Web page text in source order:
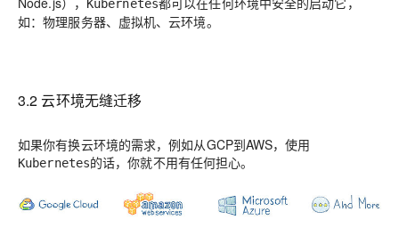
Kubernetes
如：物理服务器、虚拟机、云环境。
3.2 云环境无缝迁移
如果你有换云环境的需求，例如从GCP到AWS，使用
Kubernetes的话，你就不用有任何担心。